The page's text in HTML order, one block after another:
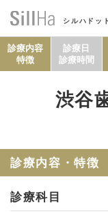
シルハドッ
診療内容
特徴
診療日
診療時間
渋谷
診療内容・特徴
診療科目